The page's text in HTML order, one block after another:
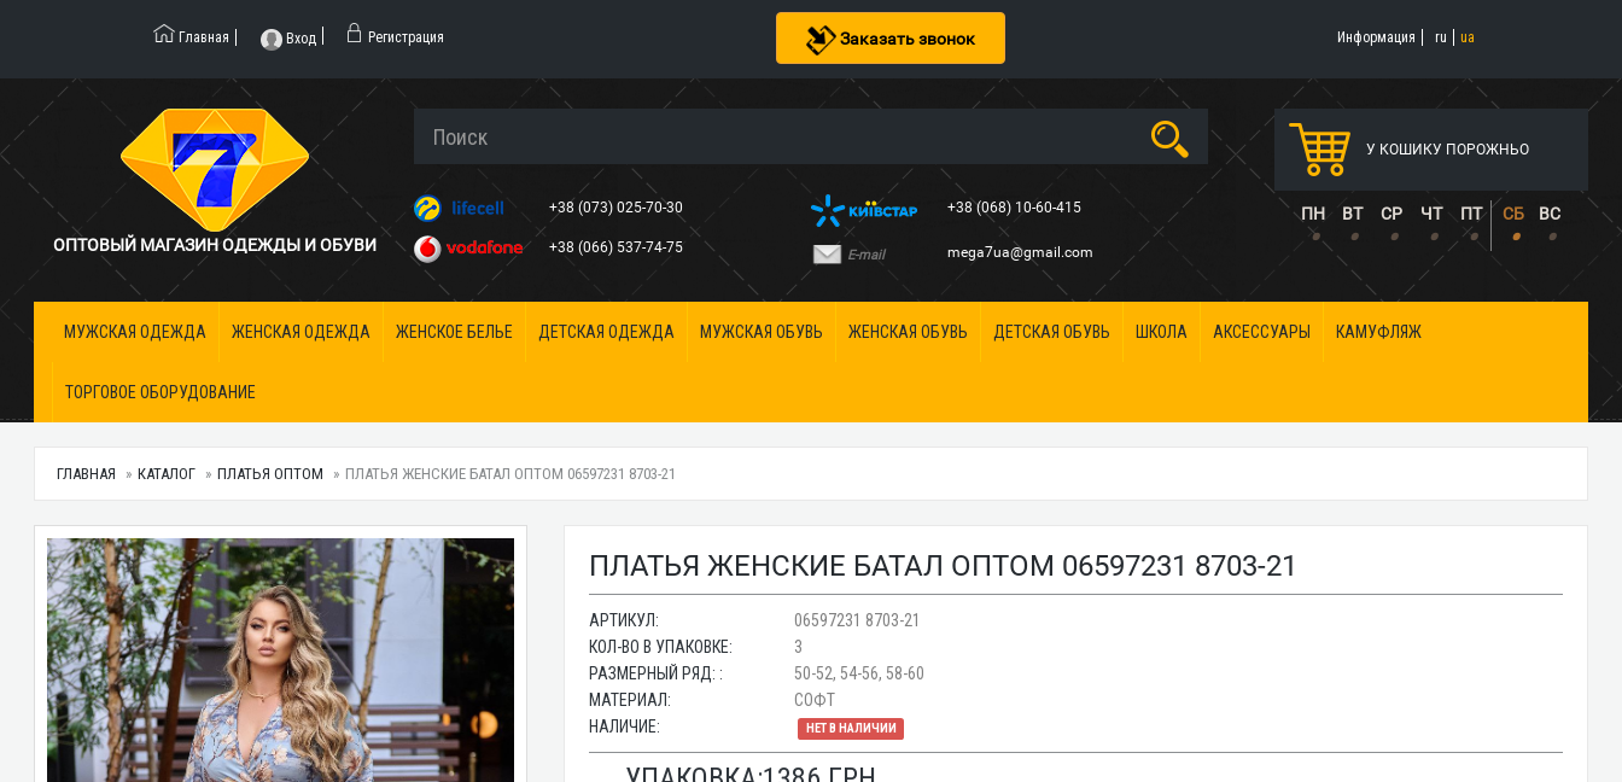
Заказать звонок
Главная Вход Регистрация Информация ru ua
ОПТОВЫЙ МАГАЗИН ОДЕЖДЫ И ОБУВИ
+38 (073) 025-70-30
+38 (066) 537-74-75
+38 (068) 10-60-415
E-mail mega7ua@gmail.com
У КОШИКУ ПОРОЖНЬО
ПН ВТ СР ЧТ ПТ СБ ВС
• • • • • • •
МУЖСКАЯ ОДЕЖДА ЖЕНСКАЯ ОДЕЖДА ЖЕНСКОЕ БЕЛЬЕ ДЕТСКАЯ ОДЕЖДА МУЖСКАЯ ОБУВЬ ЖЕНСКАЯ ОБУВЬ ДЕТСКАЯ ОБУВЬ ШКОЛА АКСЕССУАРЫ КАМУФЛЯЖ
ТОРГОВОЕ ОБОРУДОВАНИЕ
ГЛАВНАЯ КАТАЛОГ ПЛАТЬЯ ОПТОМ ПЛАТЬЯ ЖЕНСКИЕ БАТАЛ ОПТОМ 06597231 8703-21
ПЛАТЬЯ ЖЕНСКИЕ БАТАЛ ОПТОМ 06597231 8703-21
АРТИКУЛ:
06597231 8703-21
КОЛ-ВО В УПАКОВКЕ:
3
РАЗМЕРНЫЙ РЯД: :
50-52, 54-56, 58-60
МАТЕРИАЛ:
СОФТ
НАЛИЧИЕ:
НЕТ В НАЛИЧИИ